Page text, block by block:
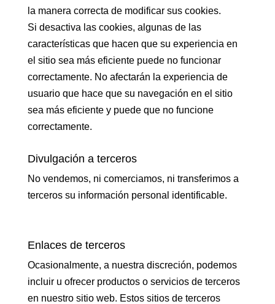
la manera correcta de modificar sus cookies.
Si desactiva las cookies, algunas de las
características que hacen que su experiencia en
el sitio sea más eficiente puede no funcionar
correctamente. No afectarán la experiencia de
usuario que hace que su navegación en el sitio
sea más eficiente y puede que no funcione
correctamente.
Divulgación a terceros
No vendemos, ni comerciamos, ni transferimos a
terceros su información personal identificable.
Enlaces de terceros
Ocasionalmente, a nuestra discreción, podemos
incluir u ofrecer productos o servicios de terceros
en nuestro sitio web. Estos sitios de terceros